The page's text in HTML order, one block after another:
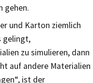
gehen.
und Karton ziemlich
gelingt,
zu simulieren, dann
auf andere Materialien
ist der